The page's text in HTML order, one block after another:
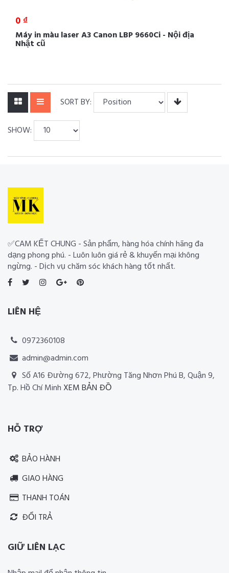
0 ₫
Máy in màu laser A3 Canon LBP 9660Ci - Nội địa
Nhật cũ
SORT BY:
SHOW:
✅CAM KẾT CHUNG - Sản phẩm, hàng hóa chính hãng đa
dạng phong phú. - Luôn luôn giá rẻ & khuyến mại không
ngừng. - Dịch vụ chăm sóc khách hàng tốt nhất.
LIÊN HỆ
0972360108
admin@admin.com
Số A16 Đường 672, Phường Tăng Nhơn Phú B, Quận 9,
Tp. Hồ Chí Minh XEM BẢN ĐỒ
HỖ TRỢ
BẢO HÀNH
GIAO HÀNG
THANH TOÁN
ĐỔI TRẢ
GIỮ LIÊN LẠC